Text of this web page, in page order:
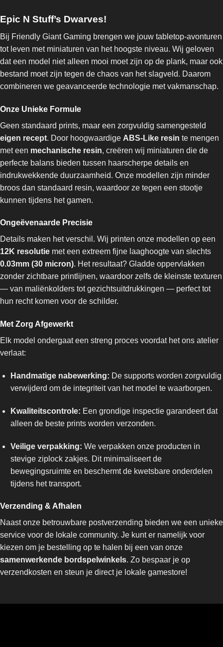
Epic N Stuff’s Dwarves!
Bij Friendly Giant Gaming brengen we jouw tabletop-avonturen
tot leven met miniaturen van het hoogste niveau. Wij geloven
dat een model niet alleen mooi moet zijn op de plank, maar ook
bestand moet zijn tegen de chaos van het slagveld. Daarom
combineren we geavanceerde technologie met vakmanschap.
Onze Unieke Formule
Geen standaard prints, maar een zorgvuldig samengesteld
eigen recept. Door hoogwaardige ABS-Like resin te mengen
met een mechanische resin, creëren wij miniaturen die de
perfecte balans bieden tussen haarscherpe details en
indrukwekkende duurzaamheid. Onze modellen zijn minder
broos dan standaard resin, waardoor ze tegen een stootje
kunnen tijdens het gamen.
Ongeëvenaarde Precisie
Details maken het verschil. Wij printen onze modellen op een
12K resolutie met een extreem fijne laaghoogte van slechts
0.03mm (30 micron). Het resultaat? Gladde oppervlakken
zonder zichtbare printlijnen, waardoor zelfs de kleinste texturen
— van maliënkolders tot gezichtsuitdrukkingen — perfect tot
hun recht komen voor de schilder.
Met Zorg Afgewerkt
Elk model ondergaat een streng proces voordat het ons atelier
verlaat:
Handmatige nabewerking: De supports worden zorgvuldig
verwijderd om de integriteit van het model te waarborgen.
Kwaliteitscontrole: Een grondige inspectie garandeert dat
alleen de beste prints worden verzonden.
Veilige verpakking: We verpakken onze producten in
stevige ziplock zakjes. Dit minimaliseert de
bewegingsruimte en beschermt de kwetsbare onderdelen
tijdens het transport.
Verzending & Afhalen
Naast onze betrouwbare postverzending bieden we een unieke
service voor de lokale community. Je kunt er namelijk voor
kiezen om je bestelling op te halen bij een van onze
samenwerkende bordspelwinkels. Zo bespaar je op
verzendkosten en steun je direct je lokale gamestore!